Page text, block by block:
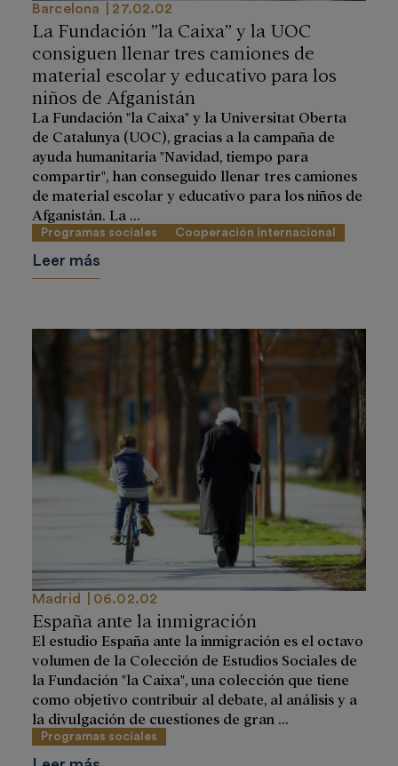
Barcelona 27.02.02
La Fundación ”la Caixa” y la UOC
consiguen llenar tres camiones de
material escolar y educativo para los
niños de Afganistán
La Fundación "la Caixa" y la Universitat Oberta
de Catalunya (UOC), gracias a la campaña de
ayuda humanitaria "Navidad, tiempo para
compartir", han conseguido llenar tres camiones
de material escolar y educativo para los niños de
Afganistán. La ...
Programas sociales Cooperación internacional
Leer más
Madrid 06.02.02
España ante la inmigración
El estudio España ante la inmigración es el octavo
volumen de la Colección de Estudios Sociales de
la Fundación "la Caixa", una colección que tiene
como objetivo contribuir al debate, al análisis y a
la divulgación de cuestiones de gran ...
Programas sociales